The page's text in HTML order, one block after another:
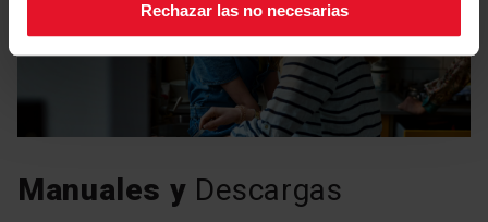
Rechazar las no necesarias
Manuales y Descargas